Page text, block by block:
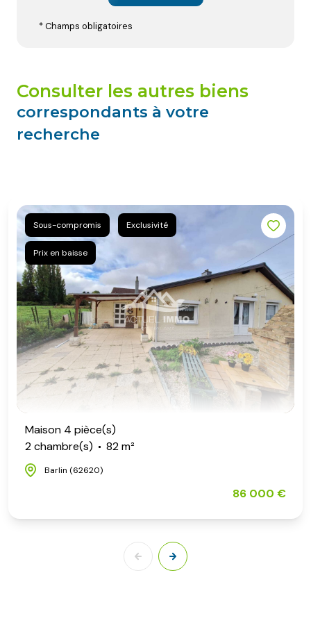
* Champs obligatoires
consulter les autres biens
correspondants à votre
recherche
Sous-compromis Exclusivité
Prix en baisse
Maison 4 pièce(s)
2 chambre(s)
82 m²
Barlin (62620)
86 000 €